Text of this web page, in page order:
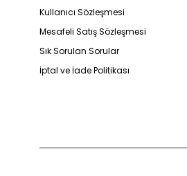
Kullanıcı Sözleşmesi
Mesafeli Satış Sözleşmesi
Sık Sorulan Sorular
İptal ve İade Politikası